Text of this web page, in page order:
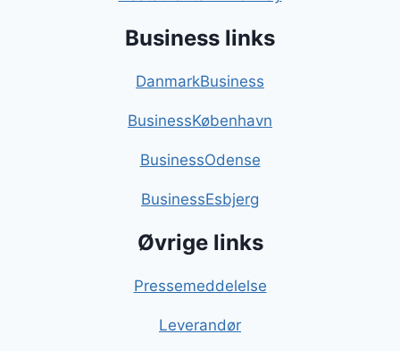
Business links
DanmarkBusiness
BusinessKøbenhavn
BusinessOdense
BusinessEsbjerg
Øvrige links
Pressemeddelelse
Leverandør